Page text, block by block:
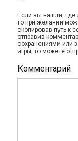
Если вы нашли, где
то при желании
скопировав путь к
отправив
сохранениями или
игры, то можете
Комментарий